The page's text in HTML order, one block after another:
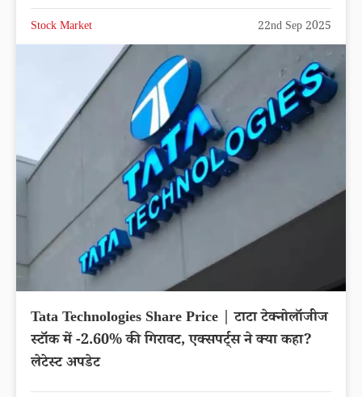
Stock Market 22nd Sep 2025
Tata Technologies Share Price | टाटा टेक्नोलॉजीज
स्टॉक में -2.60% की गिरावट, एक्सपर्ट्स ने क्या कहा?
लेटेस्ट अपडेट